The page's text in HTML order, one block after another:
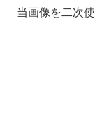
当画像を二次